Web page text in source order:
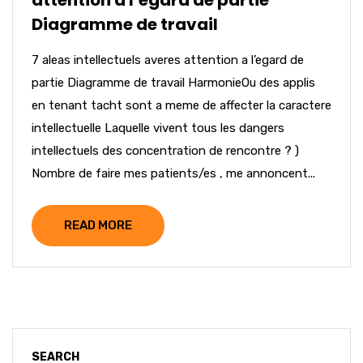
Diagramme de travail
7 aleas intellectuels averes attention a l’egard de
partie Diagramme de travail HarmonieOu des applis
en tenant tacht sont a meme de affecter la caractere
intellectuelle Laquelle vivent tous les dangers
intellectuels des concentration de rencontre ? )
Nombre de faire mes patients/es , me annoncent...
READ MORE
SEARCH